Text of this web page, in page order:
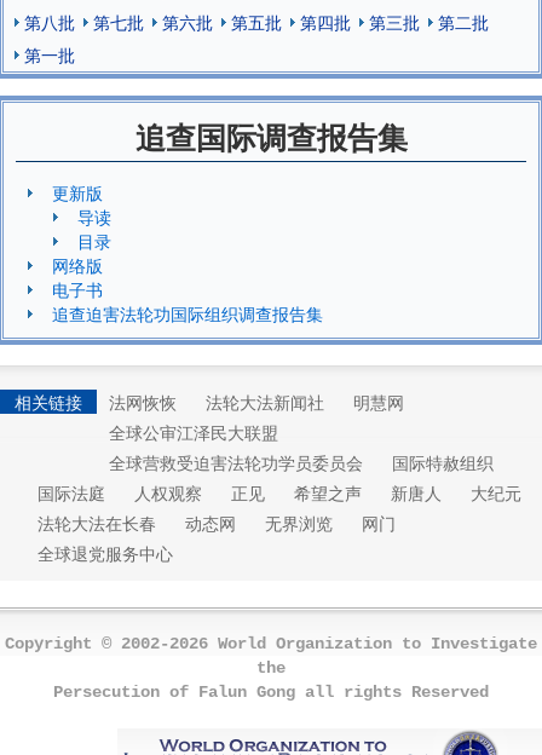
第八批
第七批 第六批 第五批 第四批 第三批
第二批
第一批
追查国际调查报告集
更新版
导读
目录
网络版
电子书
追查迫害法轮功国际组织调查报告集
相关链接 法网恢恢 法轮大法新闻社
明慧网
全球公审江泽民大联盟
全球营救受迫害法轮功学员委员会
国际特赦组织
国际法庭
人权观察 正见 希望之声 新唐人
大纪元
法轮大法在长春
动态网 无界浏览
网门
全球退党服务中心
Copyright © 2002-2026 World Organization to Investigate
the
Persecution of Falun Gong all rights Reserved